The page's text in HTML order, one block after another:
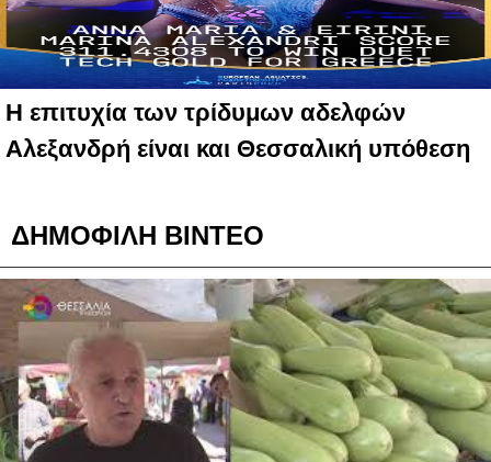
Η επιτυχία των τρίδυμων αδελφών
Αλεξανδρή είναι και Θεσσαλική υπόθεση
ΔΗΜΟΦΙΛΗ ΒΙΝΤΕΟ